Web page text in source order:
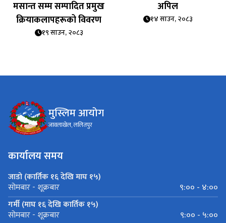
मसान्त सम्म सम्पादित प्रमुख
क्रियाकलापहरूको विवरण
१९ साउन, २०८३
अपिल
१४ साउन, २०८३
मुस्लिम आयोग
जावलाखेल, ललितपुर
कार्यालय समय
जाडो (कार्तिक १६ देखि माघ १५)
सोमबार - शूक्रबार
९:०० - ४:००
गर्मी (माघ १६ देखि कार्तिक १५)
सोमबार - शूक्रबार ९:०० - ५:००